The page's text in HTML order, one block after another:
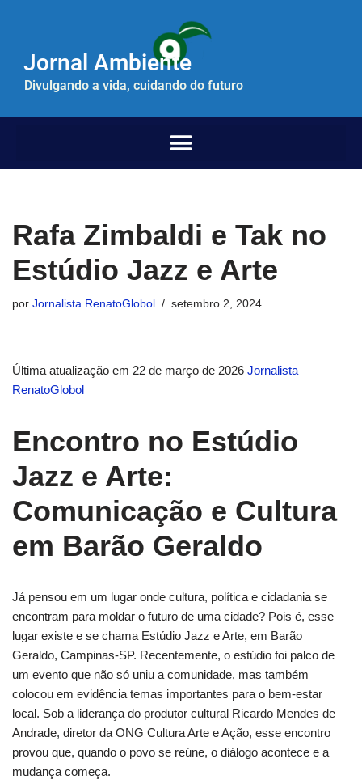
paraJornal Ambiente
Divulgando a vida, cuidando do futuro
Rafa Zimbaldi e Tak no
Estúdio Jazz e Arte
por Jornalista RenatoGlobol setembro 2, 2024
Última atualização em 22 de março de 2026 Jornalista
RenatoGlobol
Encontro no Estúdio
Jazz e Arte:
Comunicação e Cultura
em Barão Geraldo
Já pensou em um lugar onde cultura, política e cidadania se
encontram para moldar o futuro de uma cidade? Pois é, esse
lugar existe e se chama Estúdio Jazz e Arte, em Barão
Geraldo, Campinas-SP. Recentemente, o estúdio foi palco de
um evento que não só uniu a comunidade, mas também
colocou em evidência temas importantes para o bem-estar
local. Sob a liderança do produtor cultural Ricardo Mendes de
Andrade, diretor da ONG Cultura Arte e Ação, esse encontro
provou que, quando o povo se reúne, o diálogo acontece e a
mudança começa.